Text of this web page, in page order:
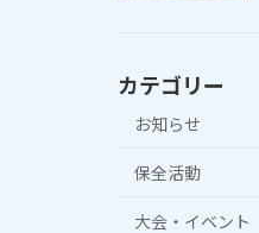
カテゴリー
お知らせ
保全活動
大会・イベント